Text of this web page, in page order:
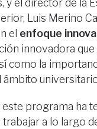
y el director de la
Luis Merino
el enfoque
innovadora
como la
ámbito
este programa ha
a lo largo